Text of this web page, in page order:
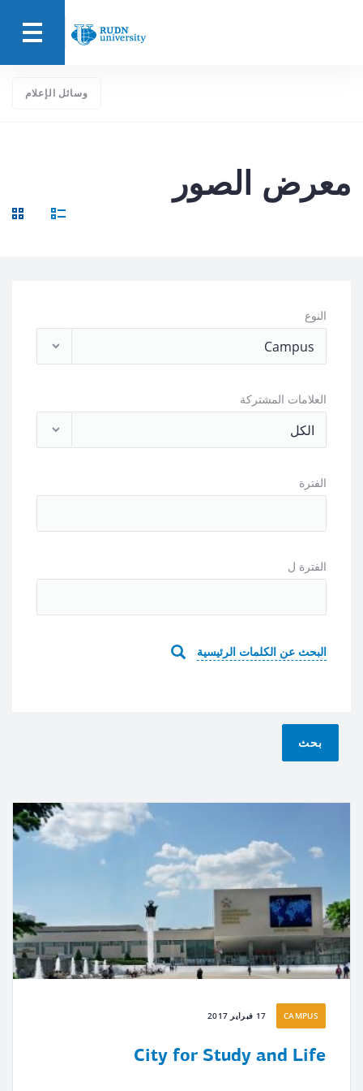
وسائل الإعلام
معرض الصور
النوع
العلامات المشتركة
الفترة
الفترة ل
البحث عن الكلمات الرئيسية
بحث
CAMPUS 17 فبراير 2017
City for Study and Life